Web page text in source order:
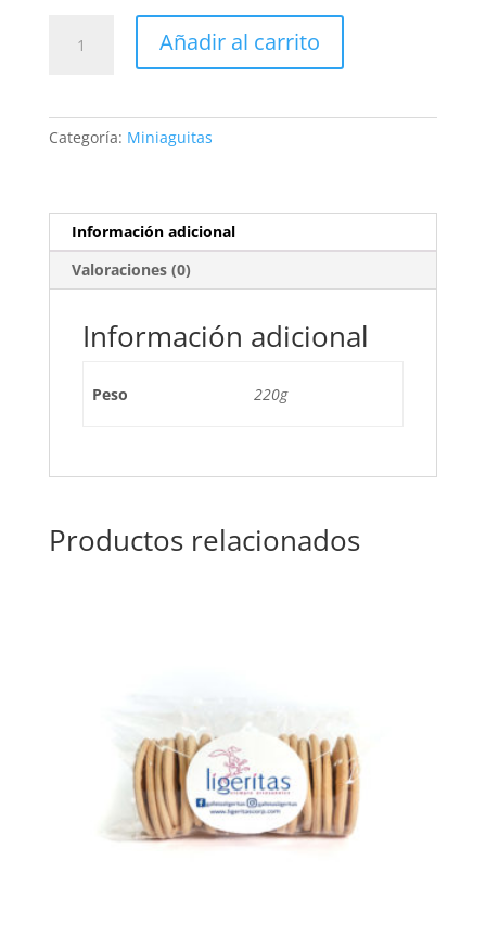
MINIAGUITAS
cantidad
Añadir al carrito
Categoría: Miniaguitas
Información adicional
Valoraciones (0)
Información adicional
Peso 220g
Productos relacionados